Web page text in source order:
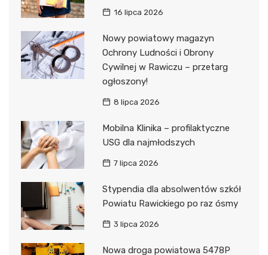
16 lipca 2026
Nowy powiatowy magazyn
Ochrony Ludności i Obrony
Cywilnej w Rawiczu – przetarg
ogłoszony!
8 lipca 2026
Mobilna Klinika – profilaktyczne
USG dla najmłodszych
7 lipca 2026
Stypendia dla absolwentów szkół
Powiatu Rawickiego po raz ósmy
3 lipca 2026
Nowa droga powiatowa 5478P